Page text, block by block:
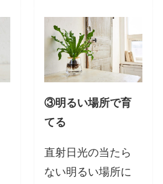
③明るい場所で育
てる
直射日光の当たら
ない明るい場所に